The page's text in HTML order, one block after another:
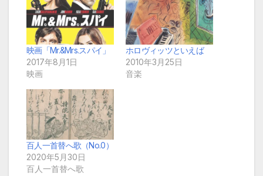
映画「Mr.&Mrs.スパイ」
2017年8月1日
映画
ホロヴィッツといえば
2010年3月25日
音楽
百人一首替へ歌（No.0）
2020年5月30日
百人一首替へ歌